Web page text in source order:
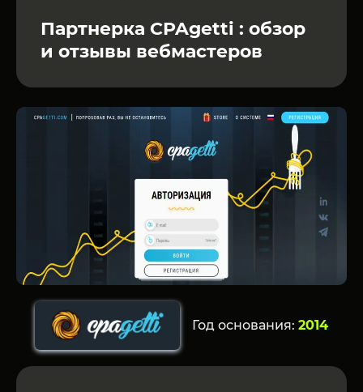
Партнерка CPAgetti : обзор
и отзывы вебмастеров
Год основания:2014